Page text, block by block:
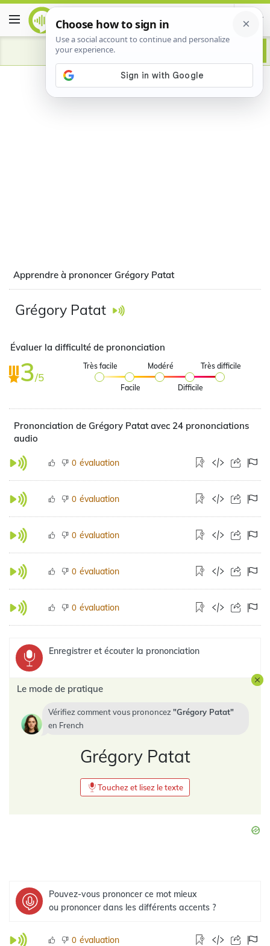
Advertisement
Apprendre à prononcer Grégory Patat
Grégory Patat
Évaluer la difficulté de prononciation
3/5
Très facile
Facile
Modéré
Difficile
Très difficile
Prononciation de Grégory Patat avec 24 prononciations
audio
0 évaluation
0 évaluation
0 évaluation
0 évaluation
0 évaluation
Enregistrer et écouter la prononciation
Le mode de pratique
Vérifiez comment vous prononcez
Grégory Patat
en French
Grégory Patat
Touchez et lisez le texte
Pouvez-vous prononcer ce mot mieux
ou prononcer dans les différents accents ?
0 évaluation